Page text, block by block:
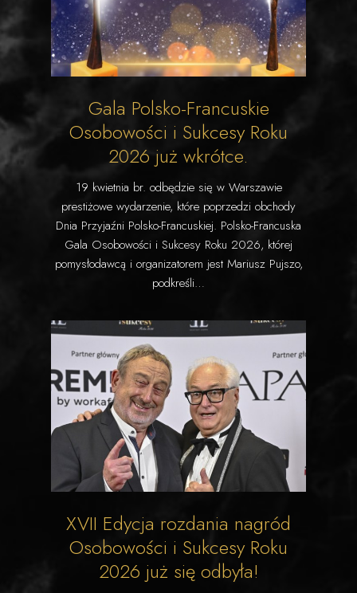
Gala Polsko-Francuskie
Osobowości i Sukcesy Roku
2026 już wkrótce.
19 kwietnia br. odbędzie się w Warszawie
prestiżowe wydarzenie, które poprzedzi obchody
Dnia Przyjaźni Polsko-Francuskiej. Polsko-Francuska
Gala Osobowości i Sukcesy Roku 2026, której
pomysłodawcą i organizatorem jest Mariusz Pujszo,
podkreśli…
XVII Edycja rozdania nagród
Osobowości i Sukcesy Roku
2026 już się odbyła!